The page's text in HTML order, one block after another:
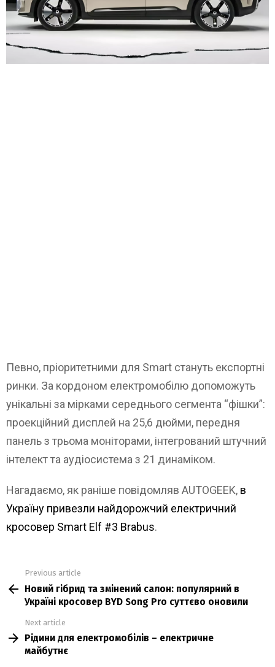
Певно, пріоритетними для Smart стануть експортні
ринки. За кордоном електромобілю допоможуть
унікальні за мірками середнього сегмента “фішки”:
проекційний дисплей на 25,6 дюйми, передня
панель з трьома моніторами, інтегрований штучний
інтелект та аудіосистема з 21 динаміком.
Нагадаємо, як раніше повідомляв AUTOGEEK, в
Україну привезли найдорожчий електричний
кросовер Smart Elf #3 Brabus.
more
Previous article
Новий гібрид та змінений салон: популярний в
Україні кросовер BYD Song Pro суттєво оновили
Next article
Рідини для електромобілів – електричне
майбутнє